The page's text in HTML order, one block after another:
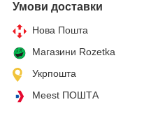
Умови доставки
Нова Пошта
Магазини Rozetka
Укрпошта
Meest ПОШТА